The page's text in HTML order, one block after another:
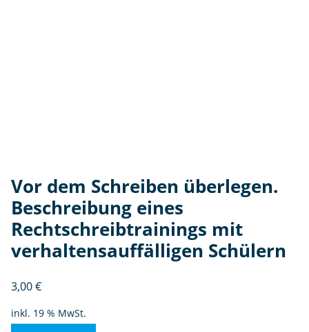
Vor dem Schreiben überlegen.
Beschreibung eines
Rechtschreibtrainings mit
verhaltensauffälligen Schülern
3,00€
inkl. 19 % MwSt.